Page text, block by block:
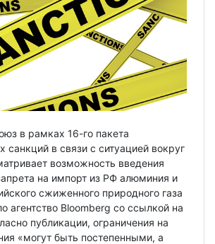
в рамках 16-го пакета
санкций в связи с ситуацией вокруг
возможность введения
на импорт из РФ алюминия и
сжиженного природного газа
агентство Bloomberg со ссылкой на
публикации, ограничения на
«могут быть постепенными, а